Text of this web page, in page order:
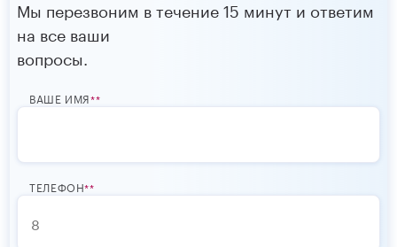
Мы перезвоним в течение 15 минут и ответим
на все ваши
вопросы.
ВАШЕ ИМЯ*
ТЕЛЕФОН*